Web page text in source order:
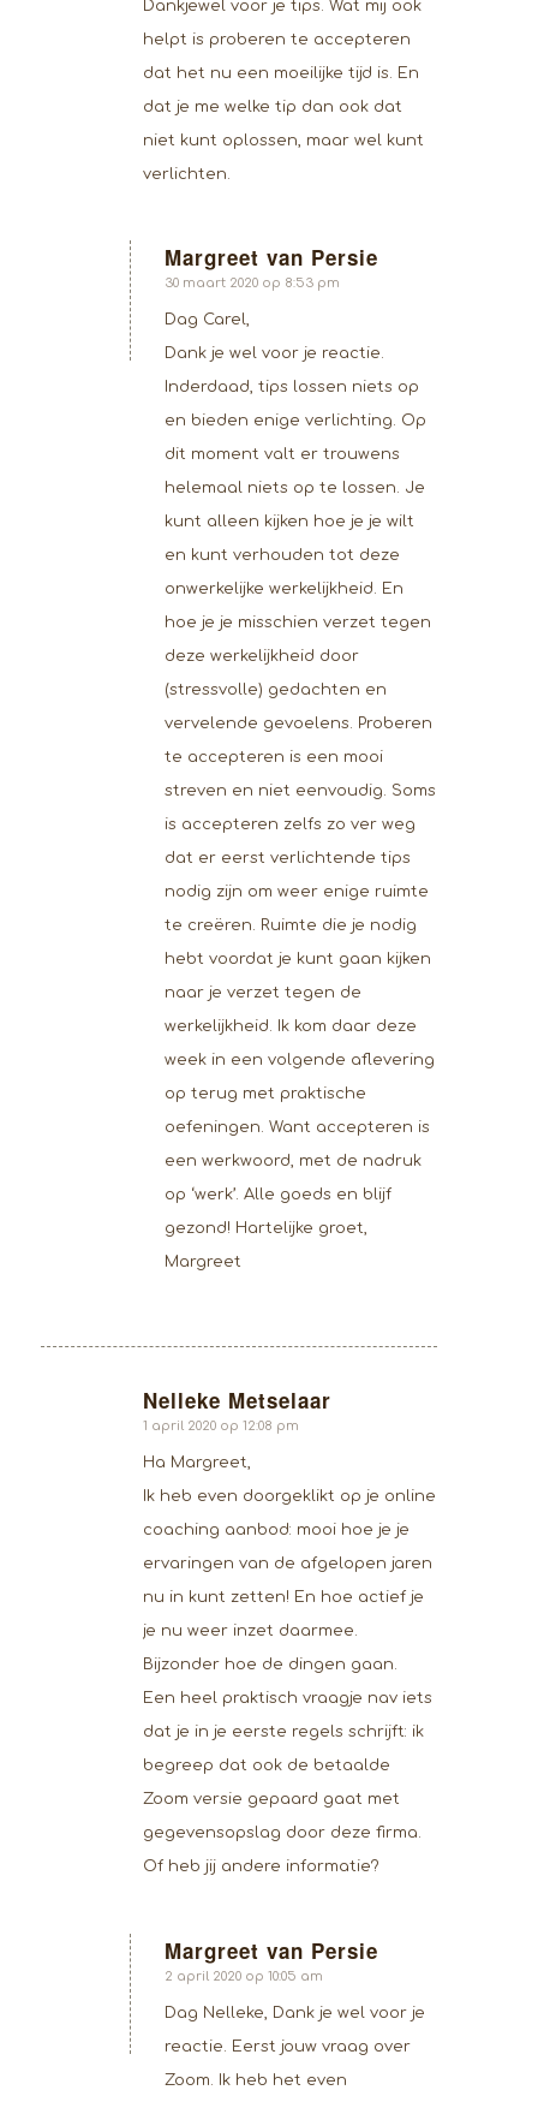
Dankjewel voor je tips. Wat mij ook
helpt is proberen te accepteren
dat het nu een moeilijke tijd is. En
dat je me welke tip dan ook dat
niet kunt oplossen, maar wel kunt
verlichten.
Margreet van Persie
zegt:
30 maart 2020 op 8:53 pm
Dag Carel,
Dank je wel voor je reactie.
Inderdaad, tips lossen niets op
en bieden enige verlichting. Op
dit moment valt er trouwens
helemaal niets op te lossen. Je
kunt alleen kijken hoe je je wilt
en kunt verhouden tot deze
onwerkelijke werkelijkheid. En
hoe je je misschien verzet tegen
deze werkelijkheid door
(stressvolle) gedachten en
vervelende gevoelens. Proberen
te accepteren is een mooi
streven en niet eenvoudig. Soms
is accepteren zelfs zo ver weg
dat er eerst verlichtende tips
nodig zijn om weer enige ruimte
te creëren. Ruimte die je nodig
hebt voordat je kunt gaan kijken
naar je verzet tegen de
werkelijkheid. Ik kom daar deze
week in een volgende aflevering
op terug met praktische
oefeningen. Want accepteren is
een werkwoord, met de nadruk
op ‘werk’. Alle goeds en blijf
gezond! Hartelijke groet,
Margreet
Nelleke Metselaar
zegt:
1 april 2020 op 12:08 pm
Ha Margreet,
Ik heb even doorgeklikt op je online
coaching aanbod: mooi hoe je je
ervaringen van de afgelopen jaren
nu in kunt zetten! En hoe actief je
je nu weer inzet daarmee.
Bijzonder hoe de dingen gaan.
Een heel praktisch vraagje nav iets
dat je in je eerste regels schrijft: ik
begreep dat ook de betaalde
Zoom versie gepaard gaat met
gegevensopslag door deze firma.
Of heb jij andere informatie?
Margreet van Persie
zegt:
2 april 2020 op 10:05 am
Dag Nelleke, Dank je wel voor je
reactie. Eerst jouw vraag over
Zoom. Ik heb het even